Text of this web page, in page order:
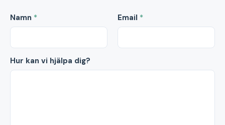
Namn * Email *
Hur kan vi hjälpa dig?